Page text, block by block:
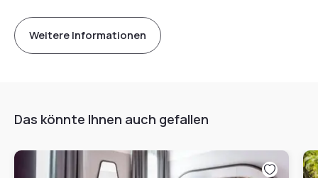
Weitere Informationen
Das könnte Ihnen auch gefallen